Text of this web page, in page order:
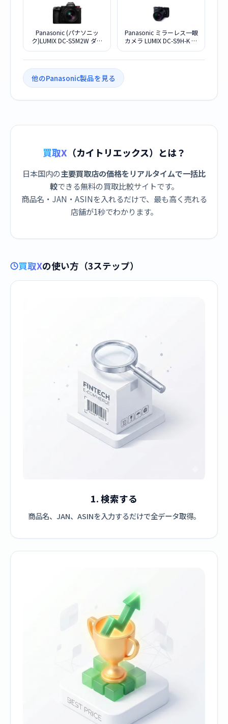
Panasonic (パナソニッ
ク)LUMIX DC-S5M2W ダブ
Panasonic ミラーレス一眼
カメラ LUMIX DC-S9H-K 高
他のPanasonic製品を見る
買取X （カイトリエックス）とは？
日本国内の主要買取店の価格をリアルタイムで一括比
較できる無料の買取比較サイトです。
商品名・JAN・ASINを入れるだけで、最も高く売れる
店舗が1秒でわかります。
買取Xの使い方（3ステップ）
1. 検索する
商品名、JAN、ASINを入力するだけで全データ取得。